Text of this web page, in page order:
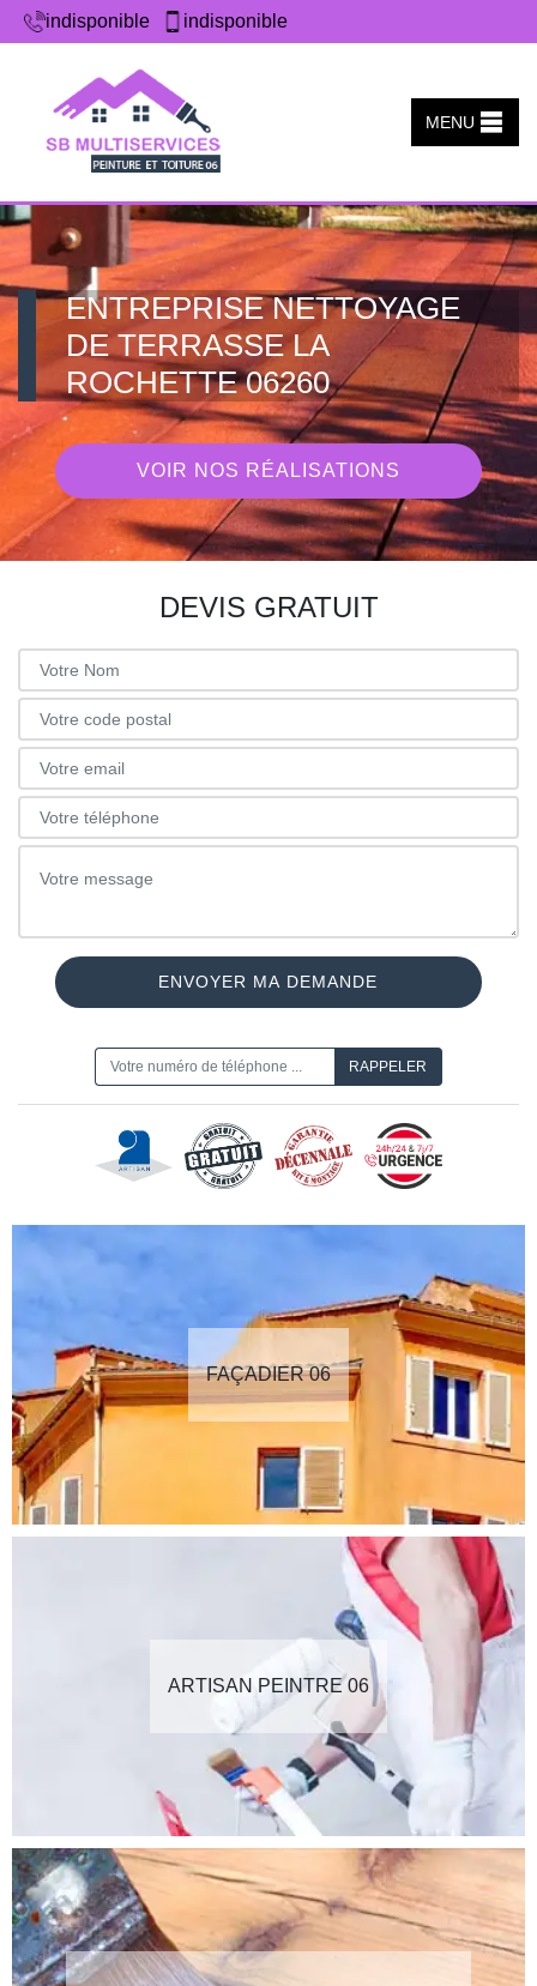
indisponible indisponible
MENU
ENTREPRISE NETTOYAGE
DE TERRASSE LA
ROCHETTE 06260
VOIR NOS RÉALISATIONS
DEVIS GRATUIT
FAÇADIER 06
ARTISAN PEINTRE 06